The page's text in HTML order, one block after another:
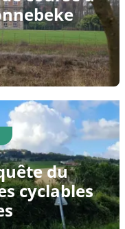
du
cyclables